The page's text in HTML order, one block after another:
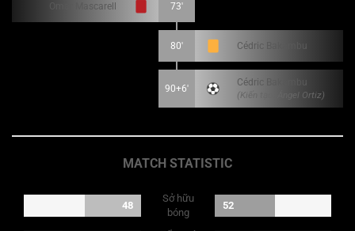
Omar Mascarell 73'
80' Cédric Bakambu
90+6'
Cédric Bakambu
(Kiến tạo: Ángel Ortiz)
MATCH STATISTIC
48
Sở hữu
bóng
52